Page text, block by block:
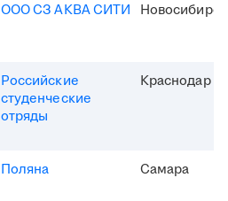
ООО СЗ АКВА СИТИ Новосибирск
Российские
студенческие
отряды
Краснодар
Поляна Самара